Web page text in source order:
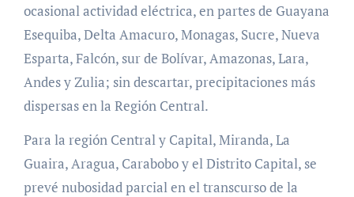
ocasional actividad eléctrica, en partes de Guayana
Esequiba, Delta Amacuro, Monagas, Sucre, Nueva
Esparta, Falcón, sur de Bolívar, Amazonas, Lara,
Andes y Zulia; sin descartar, precipitaciones más
dispersas en la Región Central.
Para la región Central y Capital, Miranda, La
Guaira, Aragua, Carabobo y el Distrito Capital, se
prevé nubosidad parcial en el transcurso de la